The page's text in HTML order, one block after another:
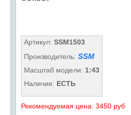
Артикул: SSM1503
Производитель: SSM
Масштаб модели: 1:43
Наличие: ЕСТЬ
Рекомендуемая цена: 3450 руб